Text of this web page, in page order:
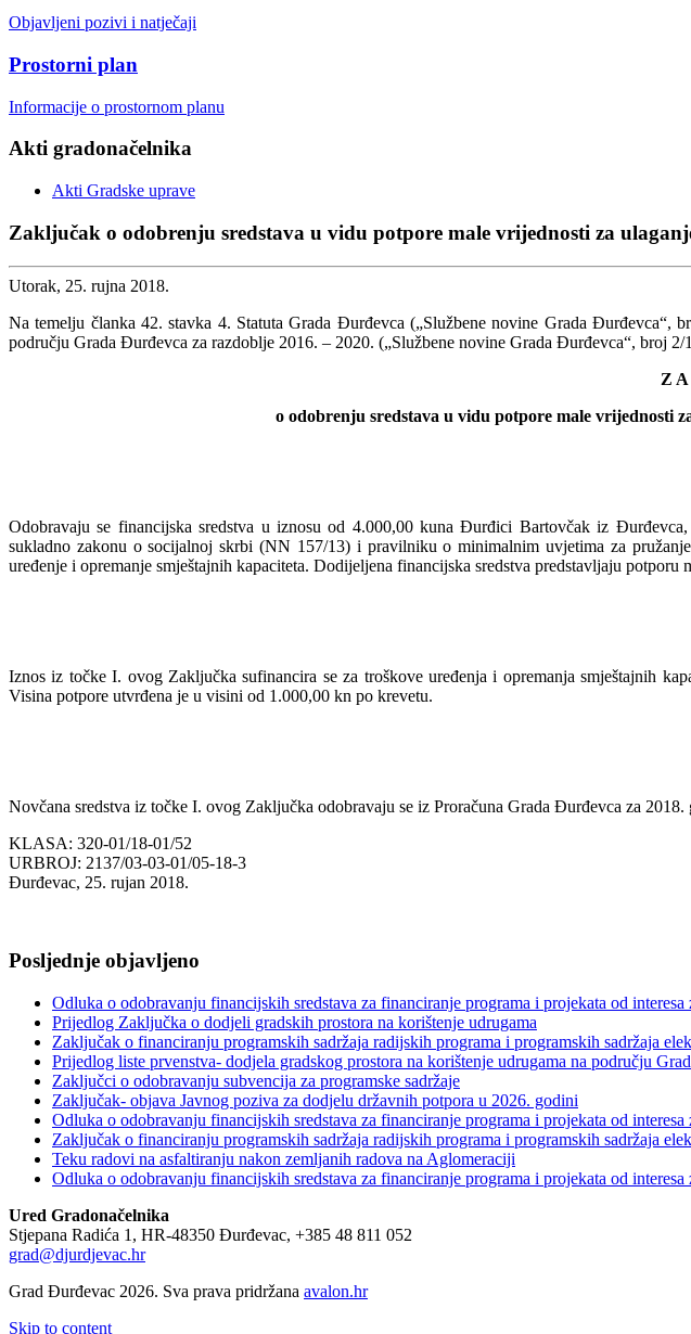
Objavljeni pozivi i natječaji
Prostorni plan
Informacije o prostornom planu
Akti gradonačelnika
Akti Gradske uprave
Zaključak o odobrenju sredstava u vidu potpore male vrijednosti za
Utorak, 25. rujna 2018.
Na temelju članka 42. stavka 4. Statuta Grada Đurđevca („Službene novine Grada
području Grada Đurđevca za razdoblje 2016. – 2020. („Službene novine Grada Đurđevca“, broj
Z
o odobrenju sredstava u vidu potpore male vrijednosti
Odobravaju se financijska sredstva u iznosu od 4.000,00 kuna Đurđici Bartovčak iz
sukladno zakonu o socijalnoj skrbi (NN 157/13) i pravilniku o minimalnim uvjetima za
uređenje i opremanje smještajnih kapaciteta. Dodijeljena financijska sredstva predstavljaju potporu
Iznos iz točke I. ovog Zaključka sufinancira se za troškove uređenja i opremanja smještajnih
Visina potpore utvrđena je u visini od 1.000,00 kn po krevetu.
Novčana sredstva iz točke I. ovog Zaključka odobravaju se iz Proračuna Grada Đurđevca za
KLASA: 320-01/18-01/52
URBROJ: 2137/03-03-01/05-18-3
Đurđevac, 25. rujan 2018.
Posljednje objavljeno
Odluka o odobravanju financijskih sredstava za financiranje programa i projekata od
Prijedlog Zaključka o dodjeli gradskih prostora na korištenje udrugama
Zaključak o financiranju programskih sadržaja radijskih programa i programskih sadržaja
Prijedlog liste prvenstva- dodjela gradskog prostora na korištenje udrugama na području
Zaključci o odobravanju subvencija za programske sadržaje
Zaključak- objava Javnog poziva za dodjelu državnih potpora u 2026. godini
Odluka o odobravanju financijskih sredstava za financiranje programa i projekata od
Zaključak o financiranju programskih sadržaja radijskih programa i programskih sadržaja
Teku radovi na asfaltiranju nakon zemljanih radova na Aglomeraciji
Odluka o odobravanju financijskih sredstava za financiranje programa i projekata od
Ured Gradonačelnika
Stjepana Radića 1, HR-48350 Đurđevac, +385 48 811 052
grad@djurdjevac.hr
Grad Đurđevac 2026. Sva prava pridržana avalon.hr
Skip to content